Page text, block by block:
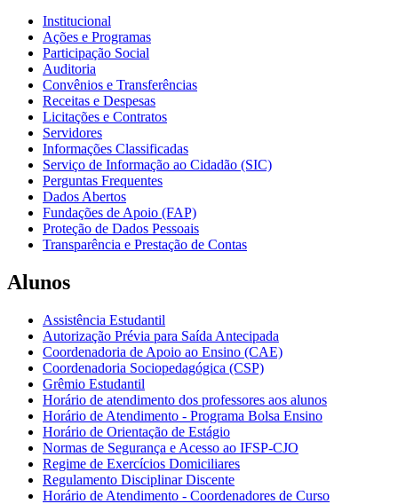
Institucional
Ações e Programas
Participação Social
Auditoria
Convênios e Transferências
Receitas e Despesas
Licitações e Contratos
Servidores
Informações Classificadas
Serviço de Informação ao Cidadão (SIC)
Perguntas Frequentes
Dados Abertos
Fundações de Apoio (FAP)
Proteção de Dados Pessoais
Transparência e Prestação de Contas
Alunos
Assistência Estudantil
Autorização Prévia para Saída Antecipada
Coordenadoria de Apoio ao Ensino (CAE)
Coordenadoria Sociopedagógica (CSP)
Grêmio Estudantil
Horário de atendimento dos professores aos alunos
Horário de Atendimento - Programa Bolsa Ensino
Horário de Orientação de Estágio
Normas de Segurança e Acesso ao IFSP-CJO
Regime de Exercícios Domiciliares
Regulamento Disciplinar Discente
Horário de Atendimento - Coordenadores de Curso